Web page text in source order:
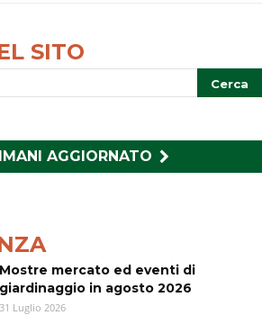
SITO
AGGIORNATO
Mostre mercato ed eventi di
giardinaggio in agosto 2026
31 Luglio 2026